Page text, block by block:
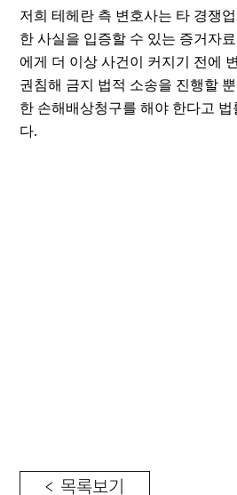
저희 테헤란 측 변호사는 타 경쟁
한 사실을 입증할 수 있는 증거자
에게 더 이상 사건이 커지기 전에
권침해 금지 법적 소송을 진행할
한 손해배상청구를 해야 한다고 법
다.
< 목록보기